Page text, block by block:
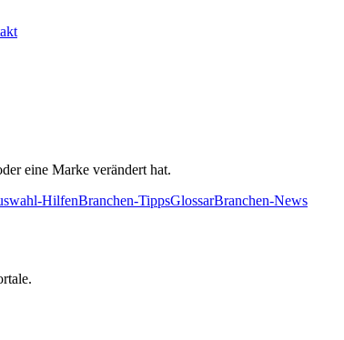
eine Marke verändert hat.
HilfenBranchen-TippsGlossarBranchen-News